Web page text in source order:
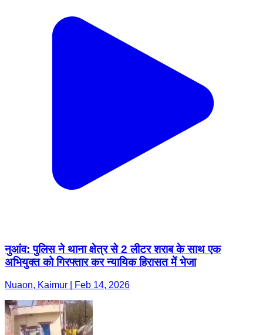
नुआंव: पुलिस ने थाना क्षेत्र से 2 लीटर शराब के साथ एक
अभियुक्त को गिरफ्तार कर न्यायिक हिरासत में भेजा
Nuaon, Kaimur | Feb 14, 2026